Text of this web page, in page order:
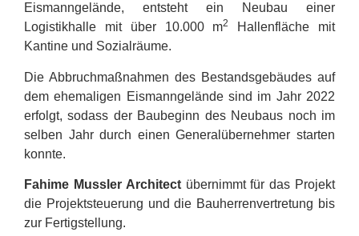
Eismanngelände, entsteht ein Neubau einer
Logistikhalle mit über 10.000 m2
Hallenfläche mit
Kantine und Sozialräume.
Die Abbruchmaßnahmen des Bestandsgebäudes auf
dem ehemaligen Eismanngelände sind im Jahr 2022
erfolgt, sodass der Baubeginn des Neubaus noch im
selben Jahr durch einen Generalübernehmer starten
konnte.
Fahime Mussler Architectübernimmt für das Projekt
die Projektsteuerung und die Bauherrenvertretung bis
zur Fertigstellung.